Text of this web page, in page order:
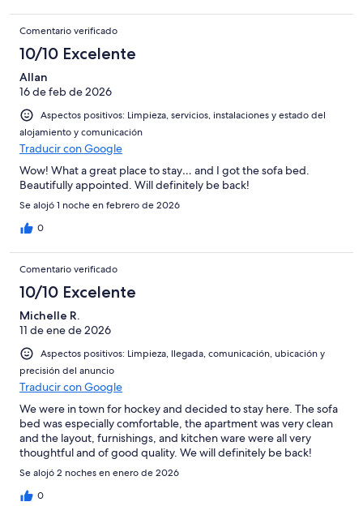
Comentario verificado
10/10 Excelente
Allan
16 de feb de 2026
Aspectos positivos: Limpieza, servicios, instalaciones y estado del
alojamiento y comunicación
Traducir con Google
Wow! What a great place to stay… and I got the sofa bed.
Beautifully appointed. Will definitely be back!
Se alojó 1 noche en febrero de 2026
0
Comentario verificado
10/10 Excelente
Michelle R.
11 de ene de 2026
Aspectos positivos: Limpieza, llegada, comunicación, ubicación y
precisión del anuncio
Traducir con Google
We were in town for hockey and decided to stay here. The sofa
bed was especially comfortable, the apartment was very clean
and the layout, furnishings, and kitchen ware were all very
thoughtful and of good quality. We will definitely be back!
Se alojó 2 noches en enero de 2026
0